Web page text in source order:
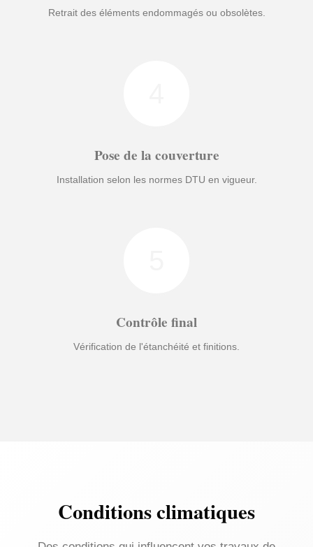
Retrait des éléments endommagés ou obsolètes.
Pose de la couverture
Installation selon les normes DTU en vigueur.
Contrôle final
Vérification de l'étanchéité et finitions.
Conditions climatiques